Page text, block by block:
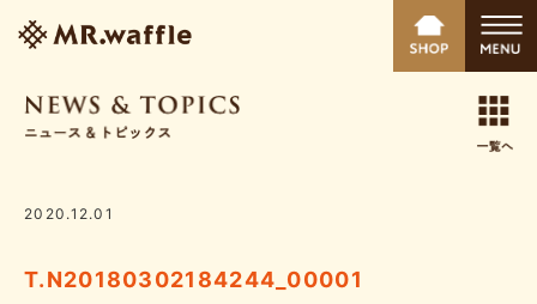
2020.12.01
T.N20180302184244_00001